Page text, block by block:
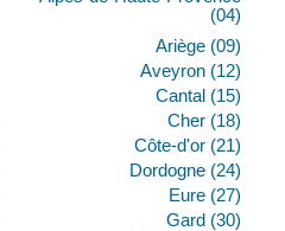
(04)
Ariège (09)
Aveyron (12)
Cantal (15)
Cher (18)
Côte-d'or (21)
Dordogne (24)
Eure (27)
Gard (30)